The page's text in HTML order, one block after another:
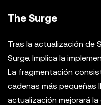
The Surge
Tras la actualización de
Surge. Implica la
La fragmentación
cadenas más pequeñas
actualización mejorará